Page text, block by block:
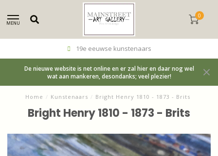
MENU
0
19e eeuwse kunstenaars
De nieuwe website is net online en er zal hier en daar nog wel
wat aan mankeren, desondanks; veel plezier!
Home / Kunstenaars / Bright Henry 1810 - 1873 - Brits
Bright Henry 1810 - 1873 - Brits